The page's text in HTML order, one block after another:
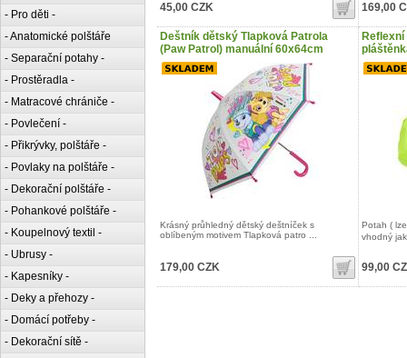
- Pro děti -
- Anatomické polštáře
- Separační potahy -
- Prostěradla -
- Matracové chrániče -
- Povlečení -
- Přikrývky, polštáře -
- Povlaky na polštáře -
- Dekorační polštáře -
- Pohankové polštáře -
- Koupelnový textil -
- Ubrusy -
- Kapesníky -
- Deky a přehozy -
- Domácí potřeby -
- Dekorační sítě -
45,00 CZK 169,00
Deštník dětský Tlapková Patrola
(Paw Patrol) manuální 60x64cm
Krásný průhledný dětský deštníček s
oblíbeným motivem Tlapková patro ...
179,00 CZK
Potah (
vhodný
99,00